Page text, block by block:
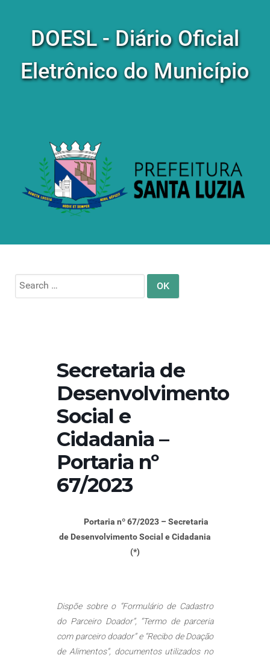
DOESL - Diário Oficial
Eletrônico do Município
Search
for:
Secretaria de
Desenvolvimento
Social e
Cidadania –
Portaria nº
67/2023
Portaria nº 67/2023 – Secretaria
de Desenvolvimento Social e Cidadania
(*)
Dispõesobre o “Formulário de Cadastro
do Parceiro Doador”, “Termo de parceria
com parceiro doador” e “Recibo de Doação
de Alimentos”, documentos utilizados no